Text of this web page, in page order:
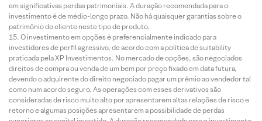
em significativas perdas patrimoniais. A duração recomendada para o
investimento é de médio-longo prazo. Não há quaisquer garantias sobre o
patrimônio do cliente neste tipo de produto.
O investimento em opções é preferencialmente indicado para
investidores de perfil agressivo, de acordo com a política de suitability
praticada pela XP Investimentos. No mercado de opções, são negociados
direitos de compra ou venda de um bem por preço fixado em data futura,
devendo o adquirente do direito negociado pagar um prêmio ao vendedor tal
como num acordo seguro. As operações com esses derivativos são
consideradas de risco muito alto por apresentarem altas relações de risco e
retorno e algumas posições apresentarem a possibilidade de perdas